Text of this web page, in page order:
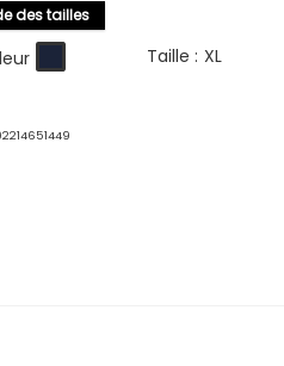
des tailles
Taille : XL